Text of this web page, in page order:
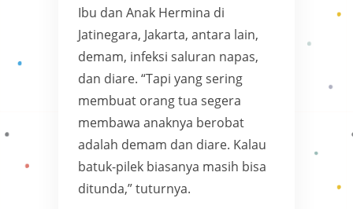
Ibu dan Anak Hermina di
Jatinegara, Jakarta, antara lain,
demam, infeksi saluran napas,
dan diare. “Tapi yang sering
membuat orang tua segera
membawa anaknya berobat
adalah demam dan diare. Kalau
batuk-pilek biasanya masih bisa
ditunda,” tuturnya.